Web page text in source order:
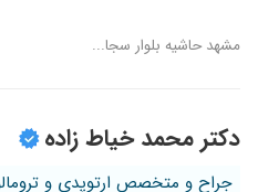
مشهد حاشیه بلوار سجا...
دکتر محمد خیاط زاده
جراح و متخصص ارتوپدی و